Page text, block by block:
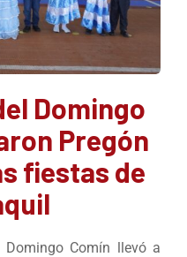
Domingo
Pregón
fiestas de
Comín llevó a